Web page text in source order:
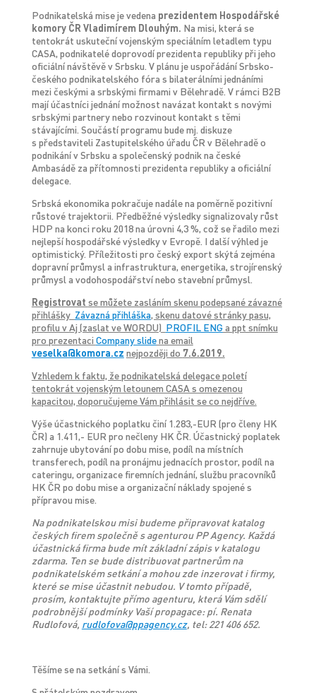
Podnikatelská mise je vedena prezidentem Hospodářské
komory ČR Vladimírem Dlouhým. Na misi, která se
tentokrát uskuteční vojenským speciálním letadlem typu
CASA, podnikatelé doprovodí prezidenta republiky při jeho
oficiální návštěvě v Srbsku. V plánu je uspořádání Srbsko-
českého podnikatelského fóra s bilaterálními jednáními
mezi českými a srbskými firmami v Bělehradě. V rámci B2B
mají účastníci jednání možnost navázat kontakt s novými
srbskými partnery nebo rozvinout kontakt s těmi
stávajícími. Součástí programu bude mj. diskuze
s představiteli Zastupitelského úřadu ČR v Bělehradě o
podnikání v Srbsku a společenský podnik na české
Ambasádě za přítomnosti prezidenta republiky a oficiální
delegace.
Srbská ekonomika pokračuje nadále na poměrně pozitivní
růstové trajektorii. Předběžné výsledky signalizovaly růst
HDP na konci roku 2018 na úrovni 4,3 %, což se řadilo mezi
nejlepší hospodářské výsledky v Evropě. I další výhled je
optimistický. Příležitosti pro český export skýtá zejména
dopravní průmysl a infrastruktura, energetika, strojírenský
průmysl a vodohospodářství nebo stavební průmysl.
Registrovat se můžete zasláním skenu podepsané závazné
přihlášky Závazná přihláška, skenu datové stránky pasu,
profilu v Aj (zaslat ve WORDU) PROFIL ENGa ppt snímku
pro prezentaci Company slidena email
veselka@komora.cz nejpozději do 7.6.2019.
Vzhledem k faktu, že podnikatelská delegace poletí
tentokrát vojenským letounem CASA s omezenou
kapacitou, doporučujeme Vám přihlásit se co nejdříve.
Výše účastnického poplatku činí 1.283,-EUR (pro členy HK
ČR) a 1.411,- EUR pro nečleny HK ČR. Účastnický poplatek
zahrnuje ubytování po dobu mise, podíl na místních
transferech, podíl na pronájmu jednacích prostor, podíl na
cateringu, organizace firemních jednání, službu pracovníků
HK ČR po dobu mise a organizační náklady spojené s
přípravou mise.
Na podnikatelskou misi budeme připravovat katalog
českých firem společně s agenturou PP Agency. Každá
účastnická firma bude mít základní zápis v katalogu
zdarma. Ten se bude distribuovat partnerům na
podnikatelském setkání a mohou zde inzerovat i firmy,
které se mise účastnit nebudou. V tomto případě,
prosím, kontaktujte přímo agenturu, která Vám sdělí
podrobnější podmínky Vaší propagace: pí. Renata
Rudlofová, rudlofova@ppagency.cz, tel: 221 406 652.
Těšíme se na setkání s Vámi.